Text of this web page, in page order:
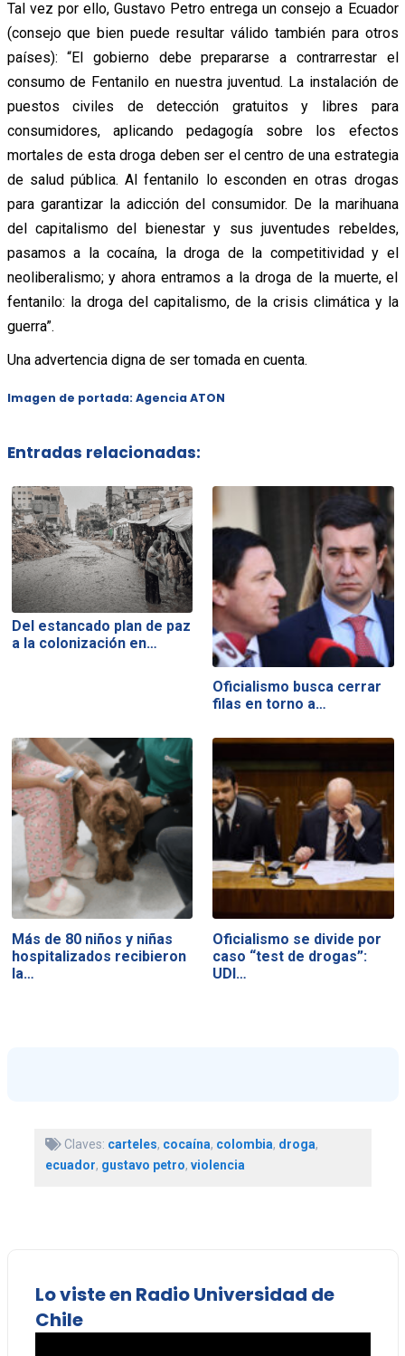
Tal vez por ello, Gustavo Petro entrega un consejo a Ecuador
(consejo que bien puede resultar válido también para otros
países): “El gobierno debe prepararse a contrarrestar el
consumo de Fentanilo en nuestra juventud. La instalación de
puestos civiles de detección gratuitos y libres para
consumidores, aplicando pedagogía sobre los efectos
mortales de esta droga deben ser el centro de una estrategia
de salud pública. Al fentanilo lo esconden en otras drogas
para garantizar la adicción del consumidor. De la marihuana
del capitalismo del bienestar y sus juventudes rebeldes,
pasamos a la cocaína, la droga de la competitividad y el
neoliberalismo; y ahora entramos a la droga de la muerte, el
fentanilo: la droga del capitalismo, de la crisis climática y la
guerra”.
Una advertencia digna de ser tomada en cuenta.
Imagen de portada: Agencia ATON
Entradas relacionadas:
Del estancado plan de paz
a la colonización en…
Oficialismo busca cerrar
filas en torno a…
Más de 80 niños y niñas
hospitalizados recibieron
la…
Oficialismo se divide por
caso “test de drogas”:
UDI…
Claves: carteles, cocaína, colombia, droga,
ecuador, gustavo petro, violencia
Lo viste en Radio Universidad de
Chile